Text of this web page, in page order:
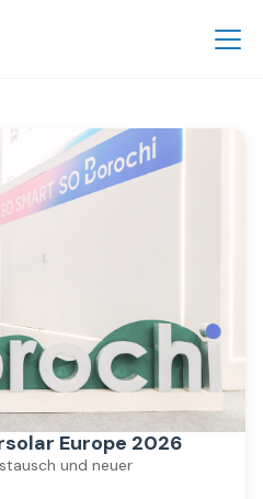
Europe 2026
und neuer